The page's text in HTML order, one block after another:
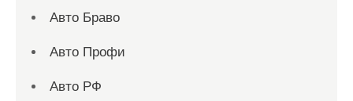
Авто Браво
Авто Профи
Авто РФ